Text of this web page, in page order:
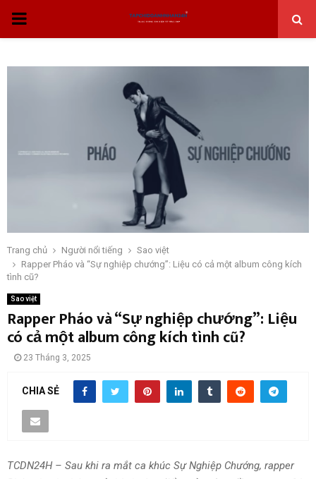
THỰC
Trang chủ Người nổi tiếng
Sao việt
Rapper Pháo và “Sự nghiệp chướng”: Liệu có cả một album công kích
tình cũ?
Sao việt
Rapper Pháo và “Sự nghiệp chướng”: Liệu
có cả một album công kích tình cũ?
23 Tháng 3, 2025
CHIA SẺ
TCDN24H – Sau khi ra mắt ca khúc Sự Nghiệp Chướng, rapper